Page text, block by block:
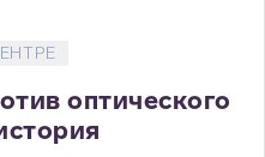
оптического